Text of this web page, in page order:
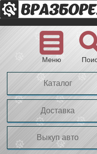
Меню
Каталог
Доставка
Выкуп авто